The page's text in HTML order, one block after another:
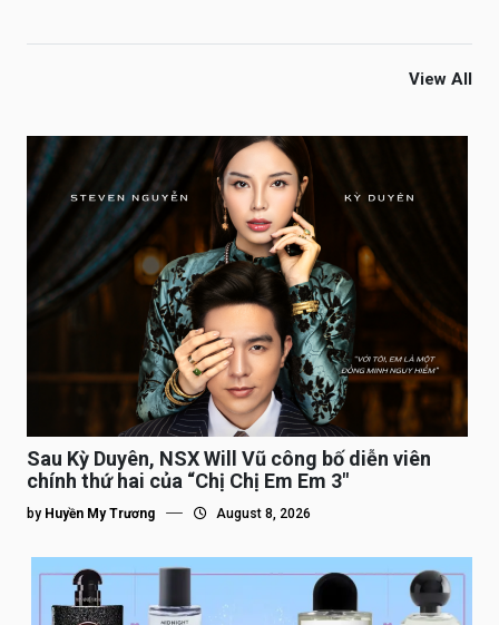
View All
Sau Kỳ Duyên, NSX Will Vũ công bố diễn viên
chính thứ hai của “Chị Chị Em Em 3″
by Huyền My Trương August 8, 2026